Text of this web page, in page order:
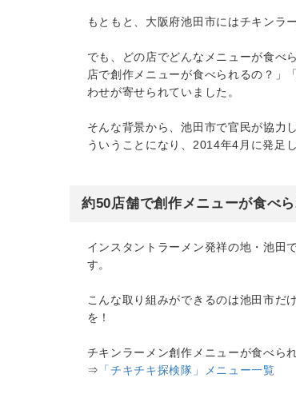
もともと、大阪府池田市にはチキンラ
でも、どの店でどんなメニューが食べ
店で創作メニューが食べられるの？」
わせが寄せられていました。
そんな背景から、池田市で官民が協力
ういうことになり、2014年4月に発足
約50店舗で創作メニューが食べ
インスタントラーメン発祥の地・池田
す。
こんな取り組みができるのは池田市だ
を！
チキンラーメン創作メニューが食べら
⇒ 「チキチキ探検隊」メニュー一覧